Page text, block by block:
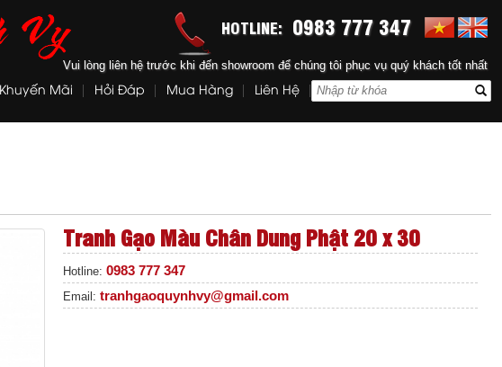
Khuyến Mãi Hỏi Đáp Mua Hàng Liên Hệ
HOTLINE: 0983 777 347
Vui lòng liên hệ trước khi đến showroom để chúng tôi phục vụ quý khách tốt nhất
Tranh Gạo Màu Chân Dung Phật 20 x 30
Hotline: 0983 777 347
Email: tranhgaoquynhvy@gmail.com